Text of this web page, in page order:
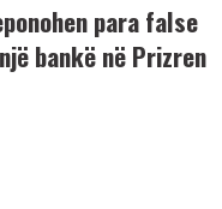
para false
bankë në Prizren